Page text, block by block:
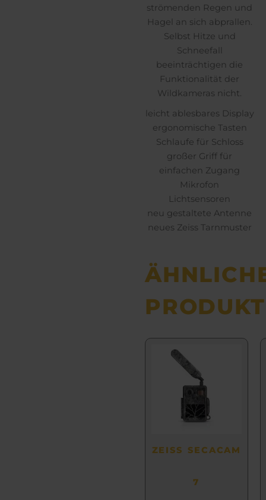
strömenden Regen und
Hagel an sich abprallen.
Selbst Hitze und
Schneefall
beeinträchtigen die
Funktionalität der
Wildkameras nicht.
leicht ablesbares Display
ergonomische Tasten
Schlaufe für Schloss
großer Griff für
einfachen Zugang
Mikrofon
Lichtsensoren
neu gestaltete Antenne
neues Zeiss Tarnmuster
ZEISS SECACAM
7